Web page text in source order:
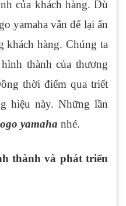
của khách hàng. Dù
yamaha vẫn để lại ấn
khách hàng. Chúng ta
thành của thương
thời điểm qua triết
hiệu này. Những lần
yamaha nhé.
thành và phát triển